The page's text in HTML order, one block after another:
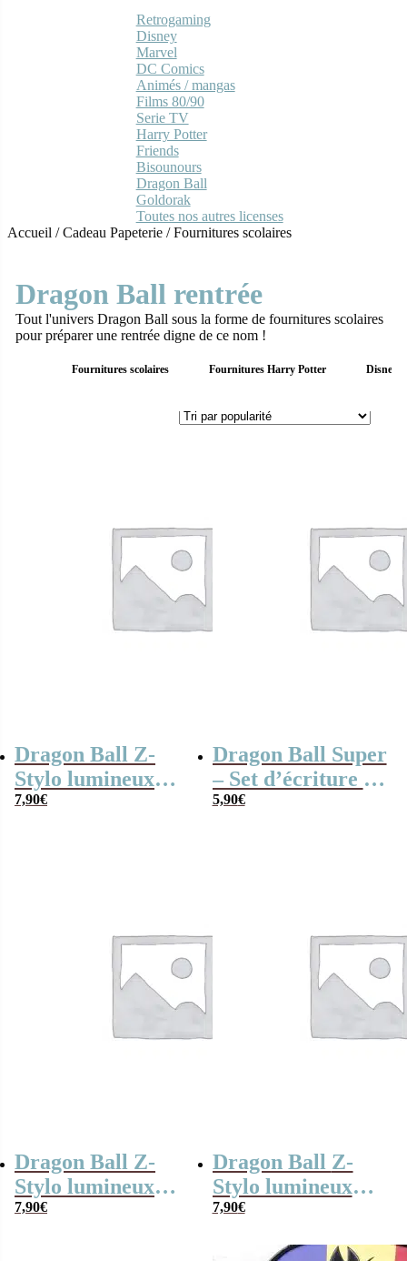
Retrogaming
Disney
Marvel
DC Comics
Animés / mangas
Films 80/90
Serie TV
Harry Potter
Friends
Bisounours
Dragon Ball
Goldorak
Toutes nos autres licenses
Accueil /Cadeau Papeterie /Fournitures scolaires
Dragon Ball rentrée
Tout l'univers Dragon Ball sous la forme de fournitures scolaires
pour préparer une rentrée digne de ce nom !
Fournitures scolaires Fournitures Harry Potter Disney
Dragon Ball Z-
Stylo lumineux
Goku
7,90€
Dragon Ball Super
– Set d’écriture de
la Série Dragon
5,90€
Dragon Ball Z-
Stylo lumineux
Sangoku
7,90€
Dragon Ball Z-
Stylo lumineux
Végéta
7,90€